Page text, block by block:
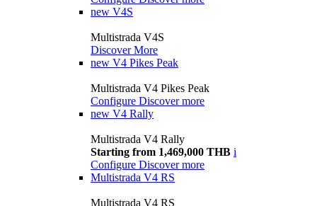
new V4S
Multistrada V4S
Discover More
new V4 Pikes Peak
Multistrada V4 Pikes Peak
Configure Discover more
new V4 Rally
Multistrada V4 Rally
Starting from 1,469,000 THB i
Configure Discover more
Multistrada V4 RS
Multistrada V4 RS